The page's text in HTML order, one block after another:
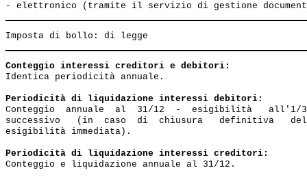
Conteggio interessi creditori e debitori:
Identica periodicità annuale.
Periodicità di liquidazione interessi debitori:
Conteggio  annuale  al  31/12  -  esigibilità   all'1/
successivo   (in  caso  di  chiusura   definitiva
esigibilità immediata).
Periodicità di liquidazione interessi creditori:
Conteggio e liquidazione annuale al 31/12.